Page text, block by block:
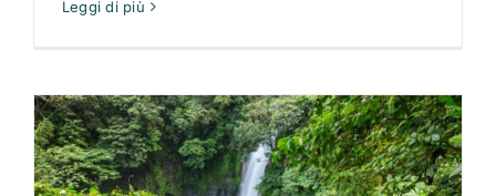
Leggi di più